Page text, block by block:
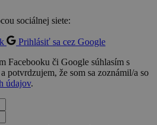
sociálnej siete:
Prihlásiť sa cez Google
Facebooku či Google súhlasím s
a potvrdzujem, že som sa zoznámil/a so
údajov.